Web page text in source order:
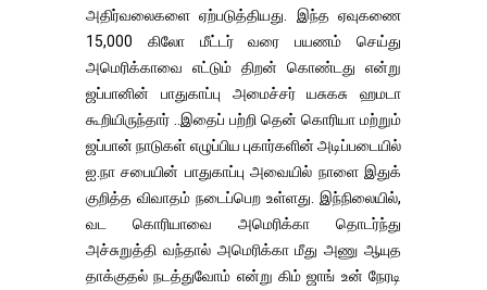
அதிர்வலைகளை ஏற்படுத்தியது. இந்த ஏவுகணை
15,000 கிலோ மீட்டர் வரை பயணம் செய்து
அமெரிக்காவை எட்டும் திறன் கொண்டது என்று
ஜப்பானின் பாதுகாப்பு அமைச்சர் யசுகசு ஹமடா
கூறியிருந்தார் ..இதைப் பற்றி தென் கொரியா மற்றும்
ஜப்பான் நாடுகள் எழுப்பிய புகார்களின் அடிப்படையில்
ஐ.நா சபையின் பாதுகாப்பு அவையில் நாளை இதுக்
குறித்த விவாதம் நடைப்பெற உள்ளது. இந்நிலையில்,
வட கொரியாவை அமெரிக்கா தொடர்ந்து
அச்சுறுத்தி வந்தால் அமெரிக்கா மீது அணு ஆயுத
தாக்குதல் நடத்துவோம் என்று கிம் ஜாங் உன் நேரடி